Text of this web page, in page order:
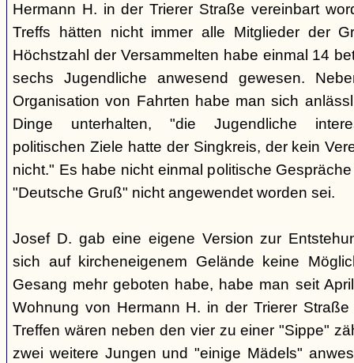
Hermann H. in der Trierer Straße vereinbart
Treffs hätten nicht immer alle Mitglieder der
Höchstzahl der Versammelten habe einmal 14
sechs Jugendliche anwesend gewesen.
Organisation von Fahrten habe man sich
Dinge unterhalten, "die Jugendliche
politischen Ziele hatte der Singkreis, der kein
nicht." Es habe nicht einmal politische
"Deutsche Gruß" nicht angewendet worden sei.
Josef D. gab eine eigene Version zur
sich auf kircheneigenem Gelände keine
Gesang mehr geboten habe, habe man seit
Wohnung von Hermann H. in der Trierer
Treffen wären neben den vier zu einer "Sippe"
zwei weitere Jungen und "einige Mädels"